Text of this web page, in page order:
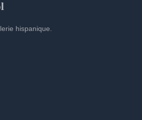
hispanique.